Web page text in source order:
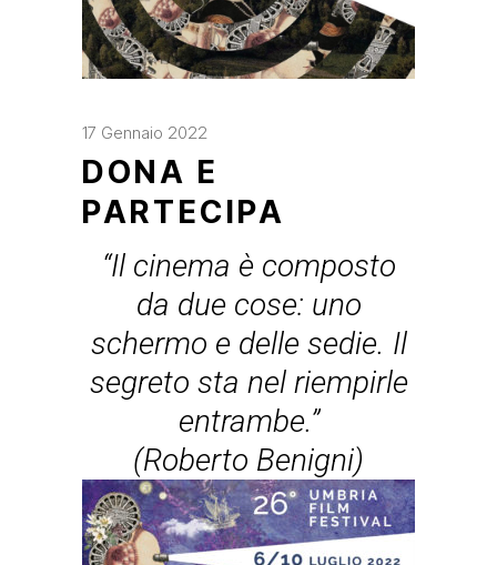
17 Gennaio 2022
DONA E
PARTECIPA
“Il cinema è composto
da due cose: uno
schermo e delle sedie. Il
segreto sta nel riempirle
entrambe.”
(Roberto Benigni)